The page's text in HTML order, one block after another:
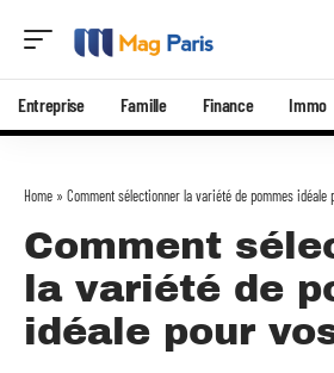
Entreprise Famille Finance Immo
Home » Comment sélectionner la variété de pommes idéale
Comment
la variété de
idéale pour